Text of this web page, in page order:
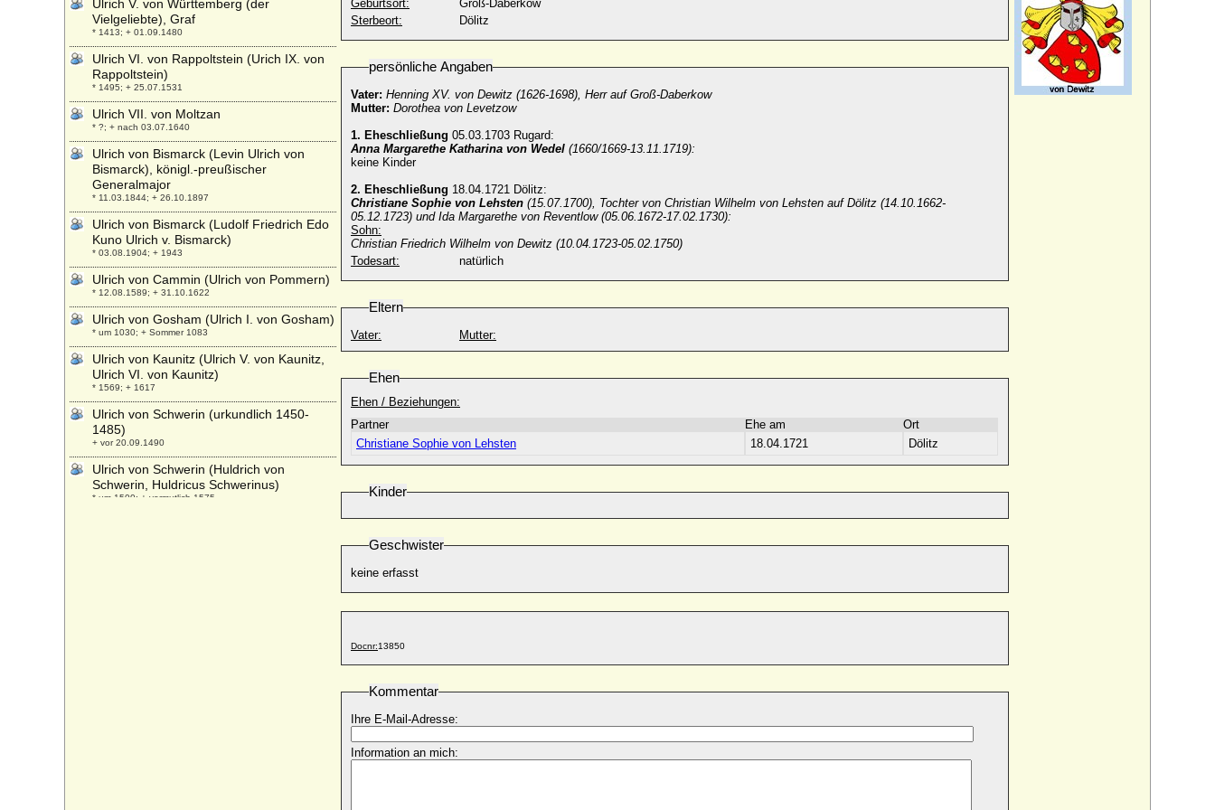
Geburtsort:
Groß-Daberkow
Sterbeort:
Dölitz
persönliche Angaben
Vater: Henning XV. von Dewitz (1626-1698), Herr auf Groß-Daberkow
Mutter: Dorothea von Levetzow
1. Eheschließung 05.03.1703 Rugard:
Anna Margarethe Katharina von Wedel (1660/1669-13.11.1719):
keine Kinder
2. Eheschließung 18.04.1721 Dölitz:
Christiane Sophie von Lehsten (15.07.1700), Tochter von Christian Wilhelm von Lehsten auf Dölitz (14.10.1662-
05.12.1723) und Ida Margarethe von Reventlow (05.06.1672-17.02.1730):
Sohn:
Christian Friedrich Wilhelm von Dewitz (10.04.1723-05.02.1750)
Todesart:
natürlich
Eltern
Vater: Mutter:
Ehen
Ehen / Beziehungen:
Partner
Ehe am
Ort
Christiane Sophie von Lehsten
18.04.1721 Dölitz
Kinder
Geschwister
keine erfasst
Docnr:13850
Kommentar
Ihre E-Mail-Adresse:
Information an mich:
Ulrich V. von Württemberg (der
Vielgeliebte), Graf
* 1413; + 01.09.1480
Ulrich VI. von Rappoltstein (Urich IX. von
Rappoltstein)
* 1495; + 25.07.1531
Ulrich VII. von Moltzan
* ?; + nach 03.07.1640
Ulrich von Bismarck (Levin Ulrich von
Bismarck), königl.-preußischer
Generalmajor
* 11.03.1844; + 26.10.1897
Ulrich von Bismarck (Ludolf Friedrich Edo
Kuno Ulrich v. Bismarck)
* 03.08.1904; + 1943
Ulrich von Cammin (Ulrich von Pommern)
* 12.08.1589; + 31.10.1622
Ulrich von Gosham (Ulrich I. von Gosham)
* um 1030; + Sommer 1083
Ulrich von Kaunitz (Ulrich V. von Kaunitz,
Ulrich VI. von Kaunitz)
* 1569; + 1617
Ulrich von Schwerin (urkundlich 1450-
1485)
+ vor 20.09.1490
Ulrich von Schwerin (Huldrich von
Schwerin, Huldricus Schwerinus)
* um 1500; + vermutlich 1575